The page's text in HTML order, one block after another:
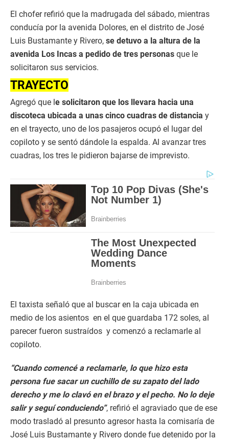
El chofer refirió que la madrugada del sábado, mientras
conducía por la avenida Dolores, en el distrito de José
Luis Bustamante y Rivero, se detuvo a la altura de la
avenida Los Incas a pedido de tres personas que le
solicitaron sus servicios.
TRAYECTO
Agregó que le solicitaron que los llevara hacia una
discoteca ubicada a unas cinco cuadras de distancia y
en el trayecto, uno de los pasajeros ocupó el lugar del
copiloto y se sentó dándole la espalda. Al avanzar tres
cuadras, los tres le pidieron bajarse de imprevisto.
El taxista señaló que al buscar en la caja ubicada en
medio de los asientos en el que guardaba 172 soles, al
parecer fueron sustraídos y comenzó a reclamarle al
copiloto.
“Cuando comencé a reclamarle, lo que hizo esta
persona fue sacar un cuchillo de su zapato del lado
derecho y me lo clavó en el brazo y el pecho. No lo deje
salir y seguí conduciendo”, refirió el agraviado que de ese
modo trasladó al presunto agresor hasta la comisaría de
José Luis Bustamante y Rivero donde fue detenido por la